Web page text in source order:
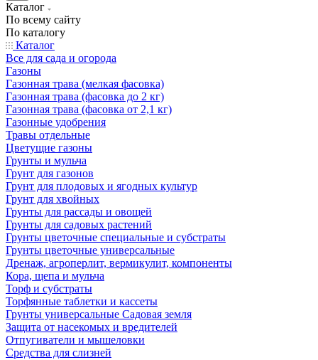
Каталог
По всему сайту
По каталогу
Каталог
Все для сада и огорода
Газоны
Газонная трава (мелкая фасовка)
Газонная трава (фасовка до 2 кг)
Газонная трава (фасовка от 2,1 кг)
Газонные удобрения
Травы отдельные
Цветущие газоны
Грунты и мульча
Грунт для газонов
Грунт для плодовых и ягодных культур
Грунт для хвойных
Грунты для рассады и овощей
Грунты для садовых растений
Грунты цветочные специальные и субстраты
Грунты цветочные универсальные
Дренаж, агроперлит, вермикулит, компоненты
Кора, щепа и мульча
Торф и субстраты
Торфянные таблетки и кассеты
Грунты универсальные Садовая земля
Защита от насекомых и вредителей
Отпугиватели и мышеловки
Средства для слизней